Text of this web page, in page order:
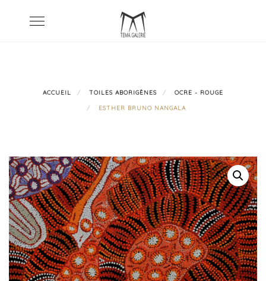
Toggle
navigation
ACCUEIL TOILES ABORIGÈNES
OCRE - ROUGE
ESTHER BRUNO NANGALA